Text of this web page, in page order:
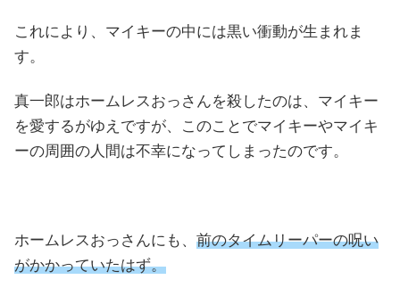
これにより、マイキーの中には黒い衝動が生まれま
す。
真一郎はホームレスおっさんを殺したのは、マイキー
を愛するがゆえですが、このことでマイキーやマイキ
ーの周囲の人間は不幸になってしまったのです。
ホームレスおっさんにも、 前のタイムリーパーの呪い
がかかっていたはず。